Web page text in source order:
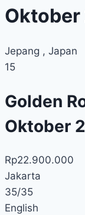
Jepang , Japan
15
Golden
Oktober
Rp22.900.000
Jakarta
35/35
English